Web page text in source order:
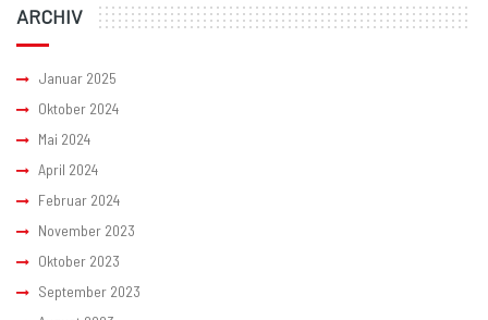
ARCHIV
Januar 2025
Oktober 2024
Mai 2024
April 2024
Februar 2024
November 2023
Oktober 2023
September 2023